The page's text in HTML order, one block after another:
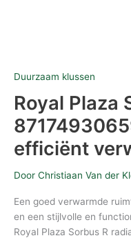
Duurzaam klussen
Royal Plaza
efficiënt
Door Christiaan Van der
Een goed verwarmde
en een stijlvolle en
Royal Plaza Sorbus R
en
verwarmen